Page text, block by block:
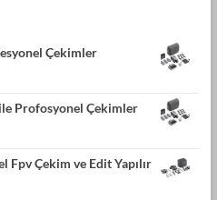
Çekimler
Profosyonel Çekimler
Fpv Çekim ve Edit Yapılır